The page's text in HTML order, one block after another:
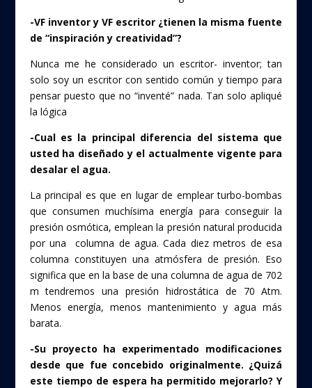
-VF inventor y VF escritor ¿tienen la misma fuente
de “inspiración y creatividad”?
Nunca me he considerado un escritor- inventor; tan
solo soy un escritor con sentido común y tiempo para
pensar puesto que no “inventé” nada. Tan solo apliqué
la lógica
-Cual es la principal diferencia del sistema que
usted ha diseñado y el actualmente vigente para
desalar el agua.
La principal es que en lugar de emplear turbo-bombas
que consumen muchísima energía para conseguir la
presión osmótica, emplean la presión natural producida
por una columna de agua. Cada diez metros de esa
columna constituyen una atmósfera de presión. Eso
significa que en la base de una columna de agua de 702
m tendremos una presión hidrostática de 70 Atm.
Menos energía, menos mantenimiento y agua más
barata.
-Su proyecto ha experimentado modificaciones
desde que fue concebido originalmente. ¿Quizá
este tiempo de espera ha permitido mejorarlo? Y